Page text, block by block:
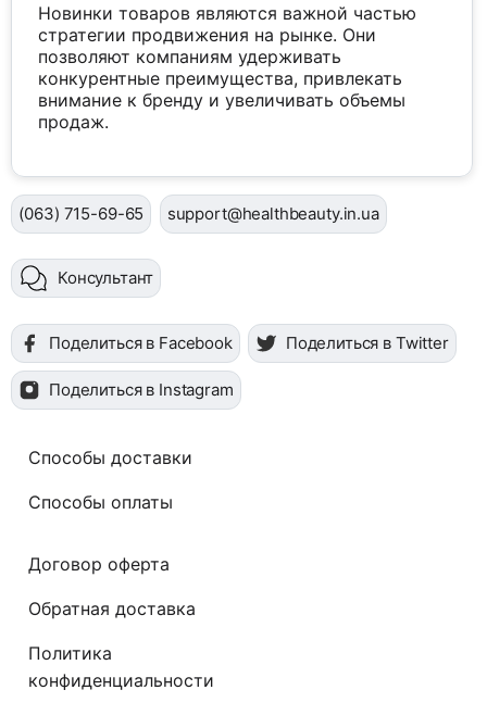
Новинки товаров являются важной частью
стратегии продвижения на рынке. Они
позволяют компаниям удерживать
конкурентные преимущества, привлекать
внимание к бренду и увеличивать объемы
продаж.
(063) 715-69-65 support@healthbeauty.in.ua
Консультант
Поделиться в Facebook Поделиться в Twitter
Поделиться в Instagram
Способы доставки
Способы оплаты
Договор оферта
Обратная доставка
Политика
конфиденциальности